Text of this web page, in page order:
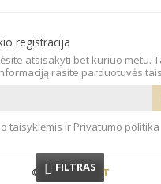
registracija
atsisakyti bet kuriuo metu.
rasite parduotuvės
taisyklėmis ir Privatumo politika
© 2023KLEO.LT
FILTRAS